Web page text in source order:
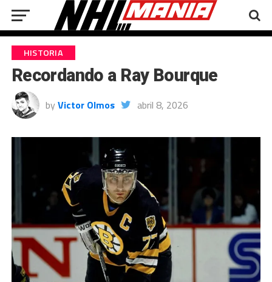
HISTORIA
Recordando a Ray Bourque
by Victor Olmos abril 8, 2026